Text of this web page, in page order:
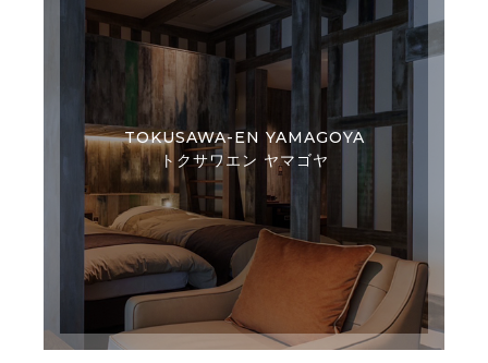
TOKUSAWA-EN YAMAGOYA
トクサワエン ヤマゴヤ